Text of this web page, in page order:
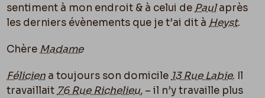
sentiment à mon endroit & à celui de Paulaprès
les derniers évènements que je t’ai dit à Heyst.
Chère Madame
Félicien a toujours son domicile 13 Rue Labie. Il
travaillait 76 Rue Richelieu, – il n’y travaille plus